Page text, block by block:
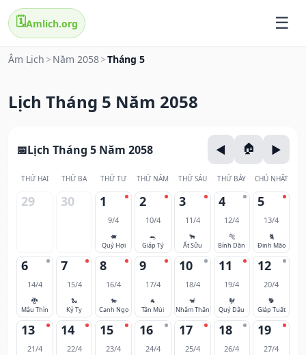
🗓️Amlich.org
Âm Lịch > Năm 2058>Tháng 5
Lịch Tháng 5 Năm 2058
Lịch Tháng 5 Năm 2058
THỨ HAI THỨ BA THỨ TƯ THỨ NĂM THỨ SÁU THỨ BẢY CHỦ NHẬT
29 30 1
9/4
🐖
Quý Hợi
2
10/4
🐀
Giáp Tý
3
11/4
🐂
Ất Sửu
4
12/4
🐅
Bính Dần
5
13/4
🐈
Đinh Mão
6
14/4
🐉
Mậu Thìn
7
15/4
🐍
Kỷ Tỵ
8
16/4
🐎
Canh Ngọ
9
17/4
🐐
Tân Mùi
10
18/4
🐒
Nhâm Thân
11
19/4
🐓
Quý Dậu
12
20/4
🐕
Giáp Tuất
13
21/4
14
22/4
15
23/4
16
24/4
17
25/4
18
26/4
19
27/4